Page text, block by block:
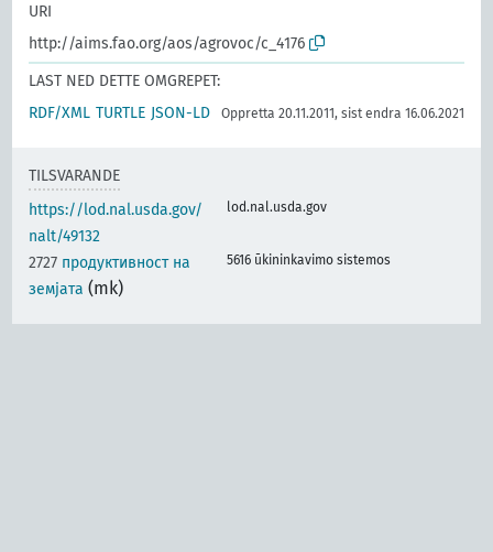
URI
http://aims.fao.org/aos/agrovoc/c_4176
LAST NED DETTE OMGREPET:
RDF/XML TURTLE JSON-LD Oppretta 20.11.2011, sist endra 16.06.2021
TILSVARANDE
https://lod.nal.usda.gov/
nalt/49132
lod.nal.usda.gov
2727 продуктивност на
земјата (mk)
5616 ūkininkavimo sistemos